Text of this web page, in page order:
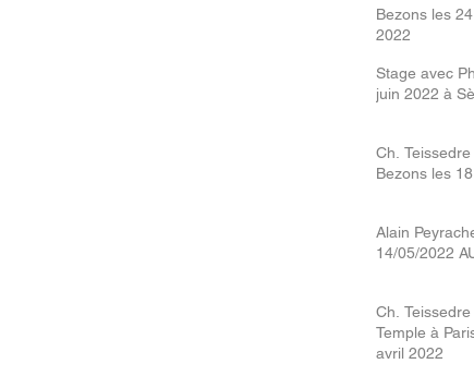
Bezons les
2022
Stage avec
juin 2022 à
Ch.
Bezons les
Alain
14/05/2022
Ch.
Temple à
avril 2022